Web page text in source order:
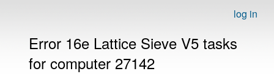
log in
Error 16e Lattice Sieve V5 tasks
for computer 27142